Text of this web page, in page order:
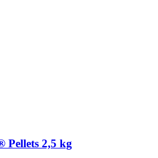
2,5 kg